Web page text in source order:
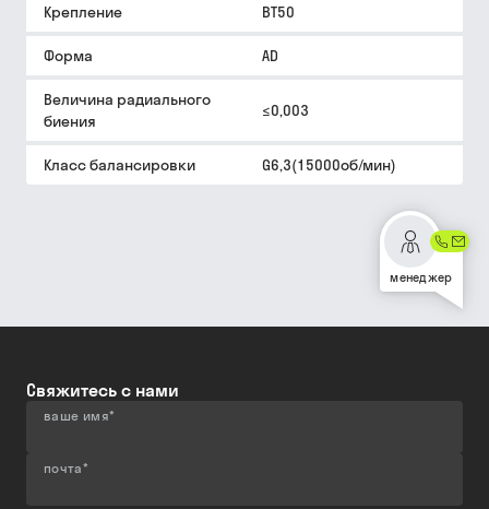
Крепление BT50
Форма AD
Величина радиального
биения
≤0,003
Класс балансировки G6,3(15000об/мин)
менеджер
Свяжитесь с нами
ваше имя*
почта*